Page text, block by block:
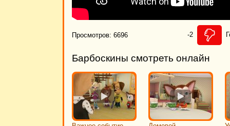
Просмотров: 6696 -2
Барбоскины смотреть онлайн